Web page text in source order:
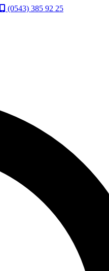
(0543) 385 92 25